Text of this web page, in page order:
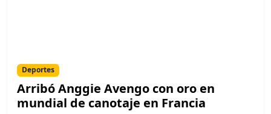
Deportes
Arribó Anggie Avengo con oro en
mundial de canotaje en Francia